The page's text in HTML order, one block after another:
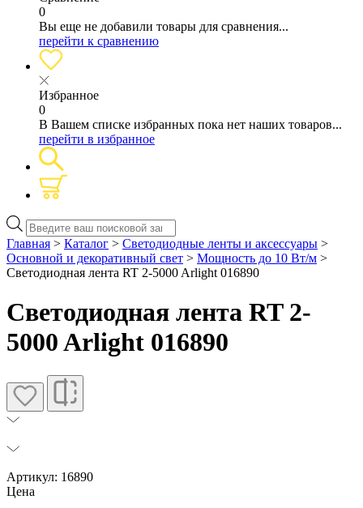
0
Вы еще не добавили товары для сравнения...
перейти к сравнению
Избранное
0
В Вашем списке избранных пока нет наших товаров...
перейти в избранное
Поиск
товаров
Главная > Каталог > Светодиодные ленты и аксессуары >
Основной и декоративный свет > Мощность до 10 Вт/м >
Светодиодная лента RT 2-5000 Arlight 016890
Светодиодная лента RT 2-
5000 Arlight 016890
Артикул: 16890
Цена